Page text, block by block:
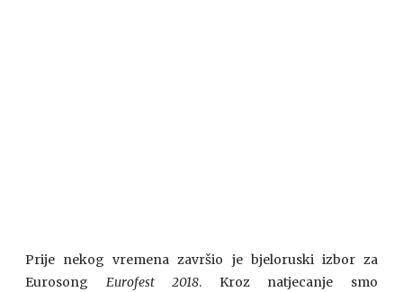
Prije nekog vremena završio je bjeloruski izbor za
Eurosong Eurofest 2018. Kroz natjecanje smo